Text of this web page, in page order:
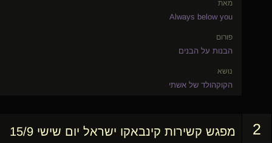
מאת
Always below you
פורום
הבנות על הבנים
נושא
הקוקהולד של אשתי
2 מפגש קשירות קינבאקו ישראל יום שישי 15/9